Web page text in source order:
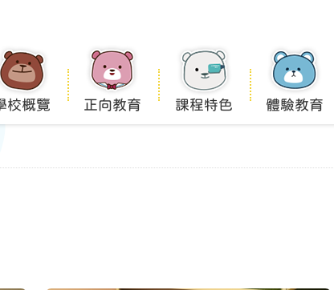
校概覽 正向教育 課程特色 體驗教育